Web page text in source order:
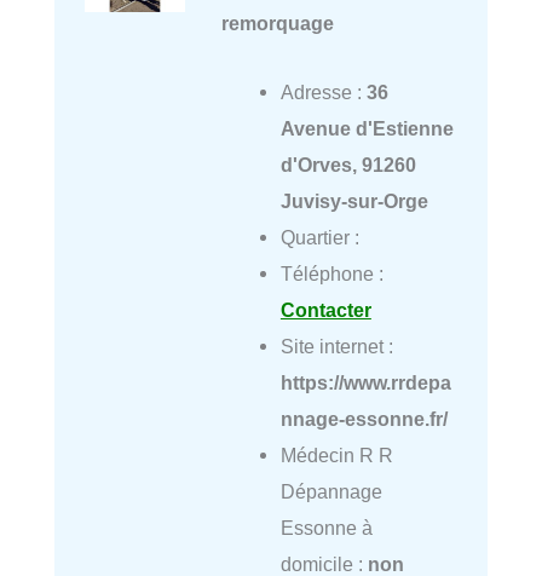
remorquage
Adresse : 36
Avenue d'Estienne
d'Orves, 91260
Juvisy-sur-Orge
Quartier :
Téléphone :
Contacter
Site internet :
https://www.rrdepa
nnage-essonne.fr/
Médecin R R
Dépannage
Essonne à
domicile : non